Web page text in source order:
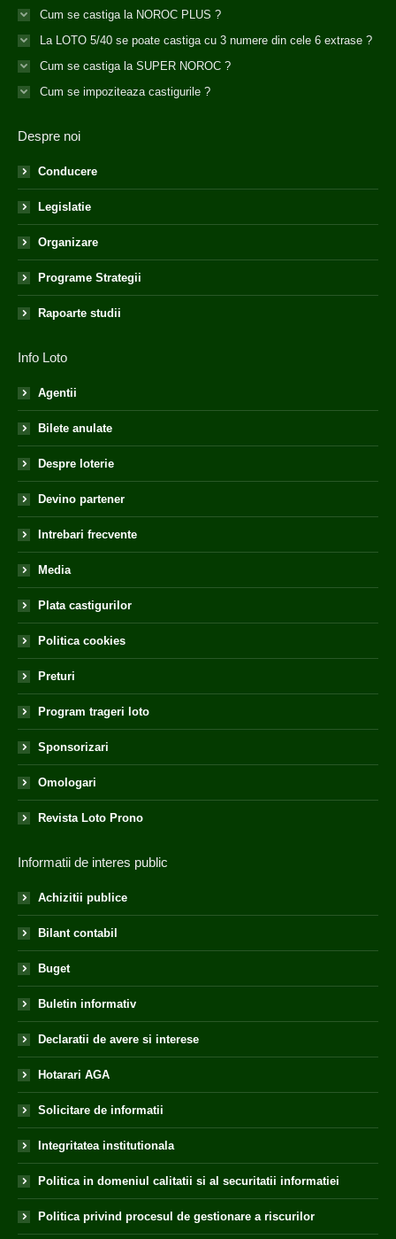
Cum se castiga la NOROC PLUS ?
La LOTO 5/40 se poate castiga cu 3 numere din cele 6 extrase ?
Cum se castiga la SUPER NOROC ?
Cum se impoziteaza castigurile ?
Despre noi
Conducere
Legislatie
Organizare
Programe Strategii
Rapoarte studii
Info Loto
Agentii
Bilete anulate
Despre loterie
Devino partener
Intrebari frecvente
Media
Plata castigurilor
Politica cookies
Preturi
Program trageri loto
Sponsorizari
Omologari
Revista Loto Prono
Informatii de interes public
Achizitii publice
Bilant contabil
Buget
Buletin informativ
Declaratii de avere si interese
Hotarari AGA
Solicitare de informatii
Integritatea institutionala
Politica in domeniul calitatii si al securitatii informatiei
Politica privind procesul de gestionare a riscurilor